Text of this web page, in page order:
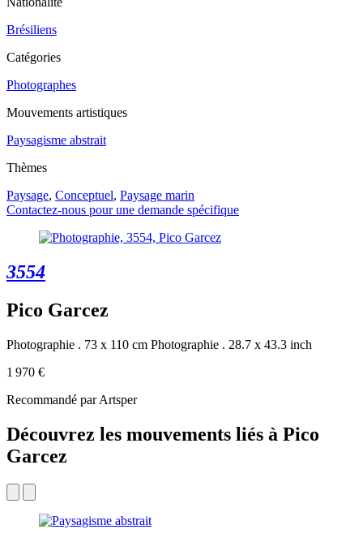
Brésiliens
Catégories
Photographes
Mouvements artistiques
Paysagisme abstrait
Thèmes
Paysage, Conceptuel, Paysage marin
Contactez-nous pour une demande spécifique
3554
Pico Garcez
Photographie . 73 x 110 cm Photographie . 28.7 x 43.3 inch
1 970 €
Recommandé par Artsper
Découvrez les mouvements liés à Pico
Garcez